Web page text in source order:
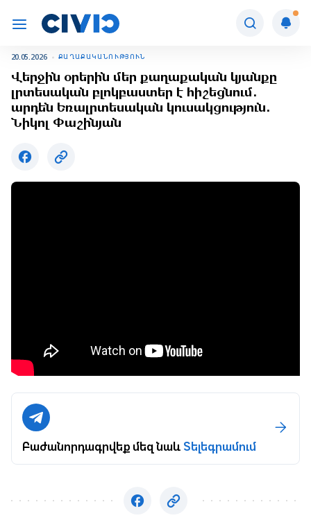
20.05.2026 ՔԱՂԱՔԱԿԱՆՈՒԹՅՈՒՆ
Վերջին օրերին մեր քաղաքական կյանքը
լրտեսական բլոկբաստեր է հիշեցնում․
արդեն Եռալրտեսական կուսակցություն․
Նիկոլ Փաշինյան
Բաժանորդագրվեք մեզ նաևՏելեգրամում